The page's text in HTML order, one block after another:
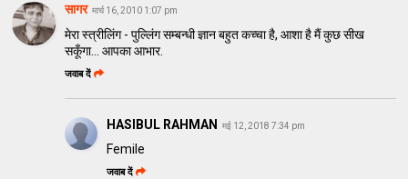
सागर मार्च 16, 2010 1:07 pm
मेरा स्त्रीलिंग - पुल्लिंग सम्बन्धी ज्ञान बहुत कच्चा है, आशा है मैं कुछ सीख
सकूँगा... आपका आभार.
जवाब दें
HASIBUL RAHMAN मई 12, 2018 7:34 pm
Femile
जवाब दें